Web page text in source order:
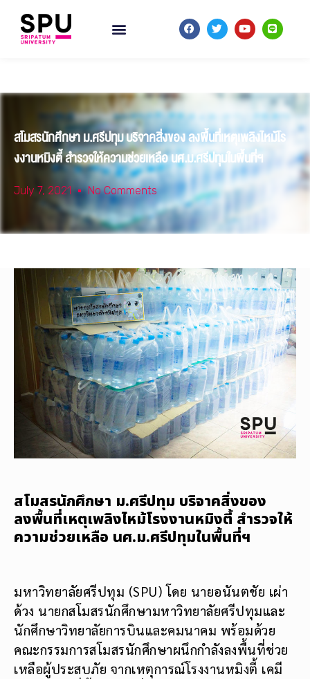
สโมสรนักศึกษา ม.ศรีปทุม บริจาคสิ่งของ ลงพื้นที่เหตุเพลิงไหม้โร
งงานหมิงตี้ สำรวจให้ความช่วยเหลือ นศ.ม.ศรีปทุมในพื้นที่ฯ
July 7, 2021 No Comments
สโมสรนักศึกษา ม.ศรีปทุม บริจาคสิ่งของ
ลงพื้นที่เหตุเพลิงไหม้โรงงานหมิงตี้ สำรวจให้
ความช่วยเหลือ นศ.ม.ศรีปทุมในพื้นที่ฯ
มหาวิทยาลัยศรีปทุม (SPU) โดย นายอนันตชัย เผ่า
ด้วง นายกสโมสรนักศึกษามหาวิทยาลัยศรีปทุมและ
นักศึกษาวิทยาลัยการบินและคมนาคม พร้อมด้วย
คณะกรรมการสโมสรนักศึกษาผนึกกำลังลงพื้นที่ช่วย
เหลือผู้ประสบภัย จากเหตุการณ์โรงงานหมิงตี้ เคมี